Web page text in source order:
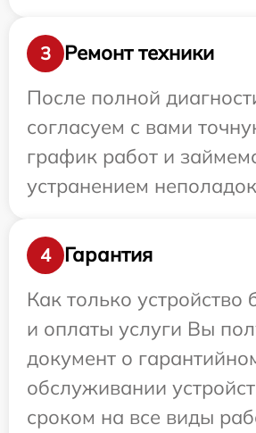
3
Ремонт техники
После полной
согласуем с вами
график работ и
устранением
4
Гарантия
Как только устройство
и оплаты услуги Вы
документ о
обслуживании
сроком на все виды